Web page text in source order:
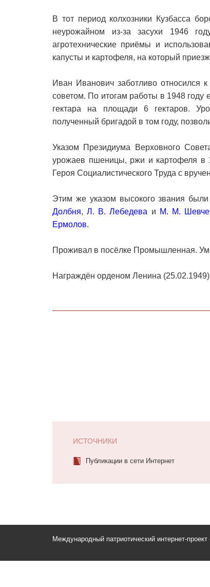
В тот период колхозники Кузбасса
неурожайном из-за засухи 1946
агротехнические приёмы и
капусты и картофеля, на который
Иван Иванович заботливо относился
советом. По итогам работы в 1948 году
гектара на площади 6 гектаров.
полученный бригадой в том году,
Указом Президиума Верховного
урожаев пшеницы, ржи и картофеля в
Героя Социалистического Труда с
Этим же указом высокого звания
Долбня,Л. В. Лебедева и М. М.
Ермолов.
Проживал в посёлке Промышленная.
Награждён орденом Ленина
ИСТОЧНИКИ
Публикации в сети Интернет
Международный патриотический интернет-проект